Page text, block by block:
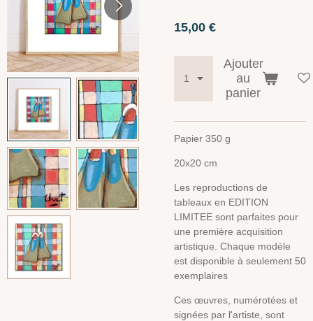
15,00 €
Ajouter
au
panier
Papier 350 g
20x20 cm
Les reproductions de
tableaux en EDITION
LIMITEE sont parfaites pour
une première acquisition
artistique. Chaque modèle
est disponible à seulement 50
exemplaires
Ces œuvres, numérotées et
signées par l'artiste, sont